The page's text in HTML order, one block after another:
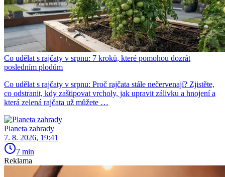
Co udělat s rajčaty v srpnu: 7 kroků, které pomohou dozrát
posledním plodům
Co udělat s rajčaty v srpnu: Proč rajčata stále nečervenají? Zjistěte,
co odstranit, kdy zaštipovat vrcholy, jak upravit zálivku a hnojení a
která zelená rajčata už můžete …
Planeta zahrady
7. 8. 2026, 19:41
7 min
Reklama